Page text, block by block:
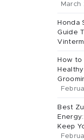
March
Honda
Guide
How to
Best
Keep